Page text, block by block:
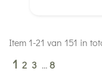
Item 1-21 van 151 in
1 2 3 …8